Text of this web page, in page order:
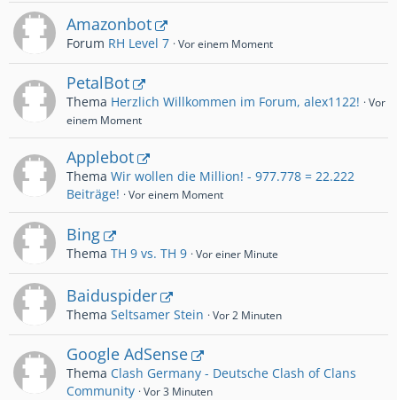
Amazonbot
Forum RH Level 7 Vor einem Moment
PetalBot
Thema Herzlich Willkommen im Forum, alex1122!
Vor
einem Moment
Applebot
Thema Wir wollen die Million! - 977.778 = 22.222
Beiträge!
Vor einem Moment
Bing
Thema TH 9 vs. TH 9 Vor einer Minute
Baiduspider
Thema Seltsamer Stein Vor 2 Minuten
Google AdSense
Thema Clash Germany - Deutsche Clash of Clans
Community Vor 3 Minuten